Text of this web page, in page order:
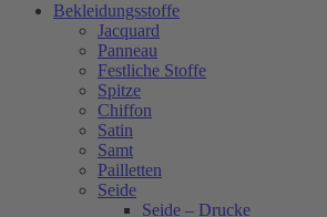
Bekleidungsstoffe
Jacquard
Panneau
Festliche Stoffe
Spitze
Chiffon
Satin
Samt
Pailletten
Seide
Seide – Drucke